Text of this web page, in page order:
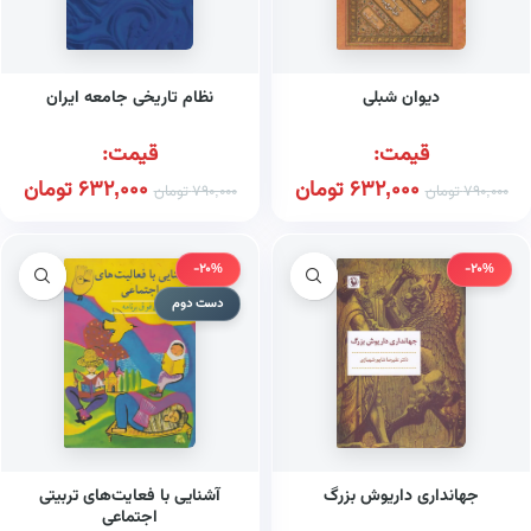
دیوان شبلی
قیمت:
790,000تومان 632,000 تومان
نظام تاریخی جامعه ایران
قیمت:
790,000تومان 632,000 تومان
-20%
جهانداری داریوش بزرگ
-20%
دست دوم
آشنایی با فعایت‌های تربیتی
اجتماعی